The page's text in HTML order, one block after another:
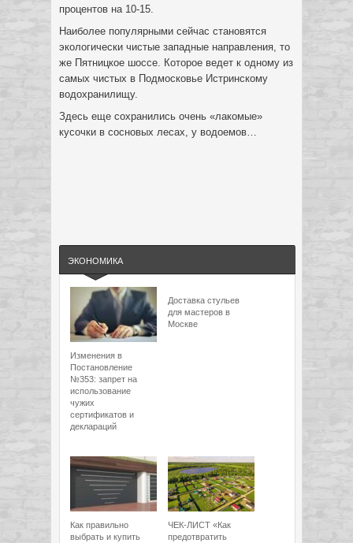
процентов на 10-15.
Наиболее популярными сейчас становятся
экологически чистые западные направления, то
же Пятницкое шоссе. Которое ведет к одному из
самых чистых в Подмосковье Истринскому
водохранилищу.
Здесь еще сохранились очень «лакомые»
кусочки в сосновых лесах, у водоемов…
ЭКОНОМИКА
Изменения в
Постановление
№353: запрет на
использование
чужих
сертификатов и
деклараций
Доставка стульев
для мастеров в
Москве
Как правильно
выбрать и купить
ЧЕК-ЛИСТ «Как
предотвратить